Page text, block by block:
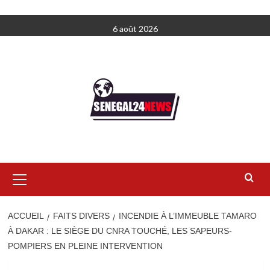
au
6 août 2026
principal
ACCUEIL FAITS DIVERS
INCENDIE À L’IMMEUBLE TAMARO
À DAKAR : LE SIÈGE DU CNRA TOUCHÉ, LES SAPEURS-
POMPIERS EN PLEINE INTERVENTION